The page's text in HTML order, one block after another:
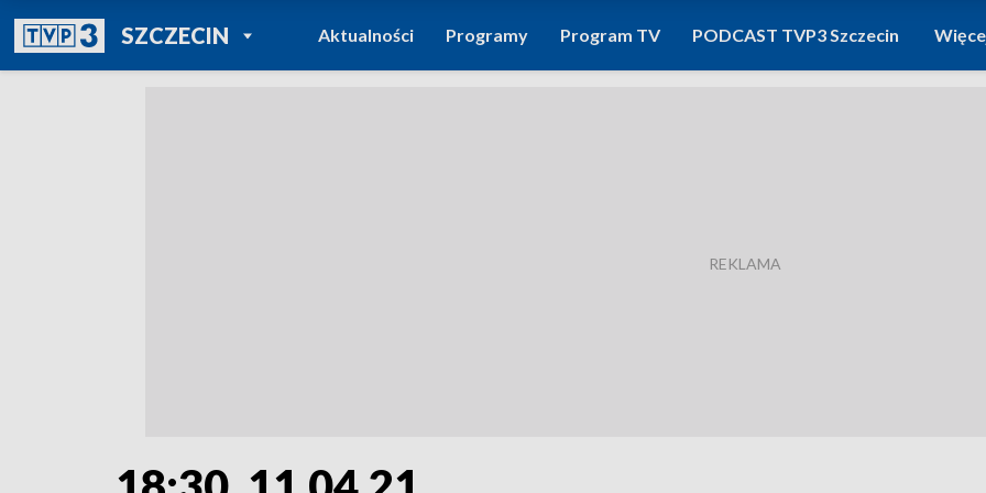
SZCZECINPOWRÓT DO
TVP REGIONY
Aktualności Programy Program TV PODCAST TVP3 Szczecin